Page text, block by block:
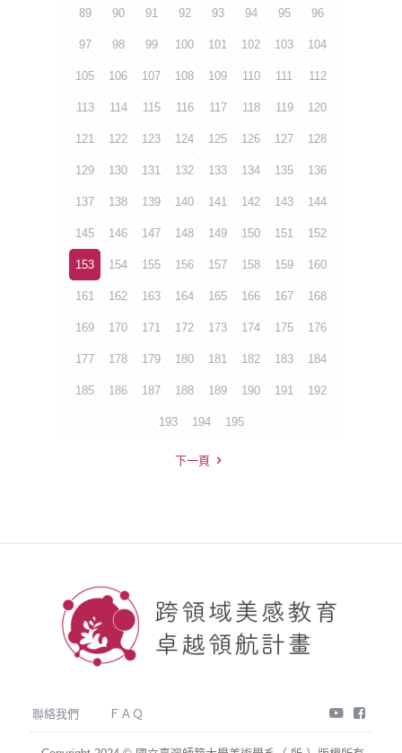
89 90 91 92 93 94 95 96
97 98 99 100 101 102 103 104
105 106 107 108 109 110 111 112
113 114 115 116 117 118 119 120
121 122 123 124 125 126 127 128
129 130 131 132 133 134 135 136
137 138 139 140 141 142 143 144
145 146 147 148 149 150 151 152
153 154 155 156 157 158 159 160
161 162 163 164 165 166 167 168
169 170 171 172 173 174 175 176
177 178 179 180 181 182 183 184
185 186 187 188 189 190 191 192
193 194 195
下一頁
聯絡我們 ＦＡＱ youtube